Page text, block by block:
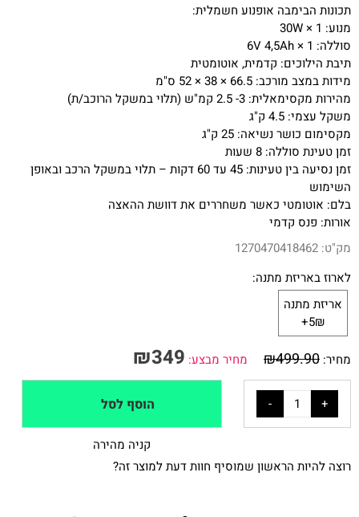
תכונות הבימבה אופנוע חשמלית:
מנוע: 1 × 30W
סוללה: 1 × 6V 4,5Ah
תיבת הילוכים: קדמית, אוטומטית
מידות במצב מורכב: 66.5 × 38 × 52 ס"מ
מהירות מקסימאלית: 3- 2.5 קמ"ש (תלוי במשקל הרוכב/ת)
משקל עצמי: 4.5 ק"ג
מקסימום כושר נשיאה: 25 ק"ג
זמן טעינת סוללה: 8 שעות
זמן נסיעה בין טעינות: 45 עד 60 דקות – תלוי במשקל הרכב ובאופן
השימוש
בלם: אוטומטי כאשר משחררים את דוושת ההאצה
אורות: פנס קדמי
מק"ט: 1270470418462
לארוז באריזת מתנה:
אריזת מתנה
5₪+
מחיר: ₪499.90 מחיר מבצע: ₪349
הוסף לסל
קניה מהירה
רוצה להיות הראשון שמוסיף חוות דעת למוצר זה?